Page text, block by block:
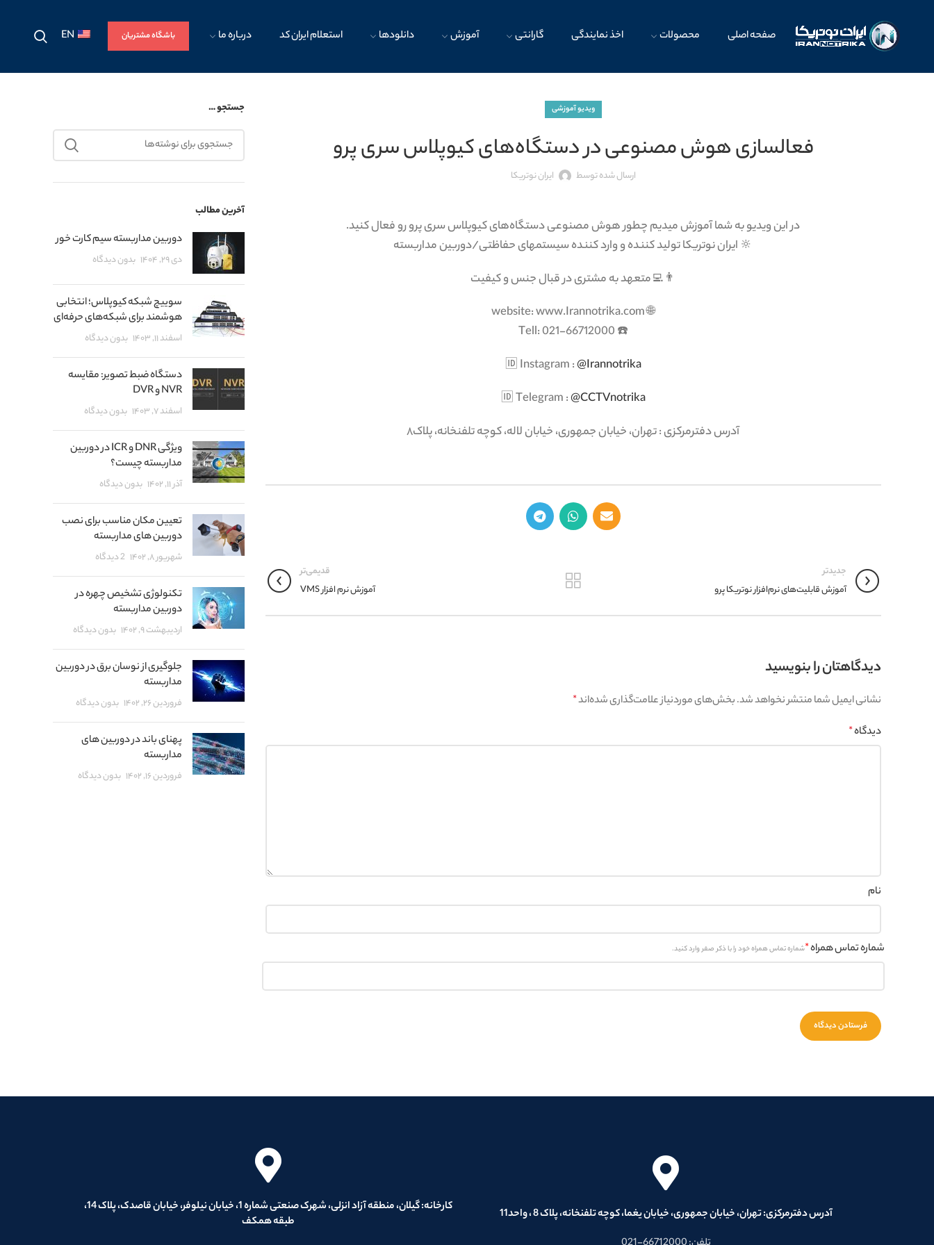
صفحه اصلی محصولات اخذ نمایندگی گارانتی آموزش دانلودها استعلام ایران کد درباره ما باشگاه مشتریان EN
ویدیو آموزشی
فعالسازی هوش مصنوعی در دستگاه‌های کیوپلاس سری پرو
ارسال شده توسط ایران نوتریکا
در این ویدیو به شما آموزش میدیم چطور هوش مصنوعی دستگاه‌های کیوپلاس سری پرو رو فعال کنید.
🔆 ایران نوتریکا تولید کننده و وارد کننده سیستمهای حفاظتی/دوربین مداربسته
‎‏🌐 website: www.Irannotrika.com
☎️ Tell: 021-66712000
‎🆔 Instagram :@Irannotrika
‎🆔 Telegram :@CCTVnotrika
آدرس دفترمرکزی : تهران، خیابان جمهوری، خیابان لاله، کوچه تلفنخانه، پلاک۸
جدیدتر
آموزش قابلیت‌های نرم‌افزار نوتریکا پرو
قدیمی‌تر
آموزش نرم افزار VMS
دیدگاهتان را بنویسید
نشانی ایمیل شما منتشر نخواهد شد.بخش‌های موردنیاز علامت‌گذاری شده‌اند*
دیدگاه*
نام
شماره تماس همراه*شماره تماس همراه خود را با ذکر صفر وارد کنید.
جستجو …
آخرین مطالب
دوربین مداربسته سیم کارت خور
دی ۲۹, ۱۴۰۴ بدون دیدگاه
سوییچ شبکه کیوپلاس؛ انتخابی
هوشمند برای شبکه‌های حرفه‌ای
اسفند ۱۱, ۱۴۰۳ بدون دیدگاه
دستگاه ضبط تصویر: مقایسه
NVR و DVR
اسفند ۷, ۱۴۰۳ بدون دیدگاه
ویژگی DNR و ICR در دوربین
مداربسته چیست؟
آذر ۱۱, ۱۴۰۲ بدون دیدگاه
تعیین مکان مناسب برای نصب
دوربین های مداربسته
شهریور ۸, ۱۴۰۲ 2 دیدگاه
تکنولوژی تشخیص چهره در
دوربین مداربسته
اردیبهشت ۹, ۱۴۰۲ بدون دیدگاه
جلوگیری از نوسان برق در دوربین
مداربسته
فروردین ۲۶, ۱۴۰۲ بدون دیدگاه
پهنای باند در دوربین های
مداربسته
فروردین ۱۶, ۱۴۰۲ بدون دیدگاه
آدرس دفترمرکزی: تهران، خیابان جمهوری، خیابان یغما، کوچه تلفنخانه، پلاک 8 ، واحد11
کارخانه: گیلان، منطقه آزاد انزلی، شهرک صنعتی شماره 1، خیابان نیلوفر، خیابان قاصدک، پلاک 14،
طبقه همکف